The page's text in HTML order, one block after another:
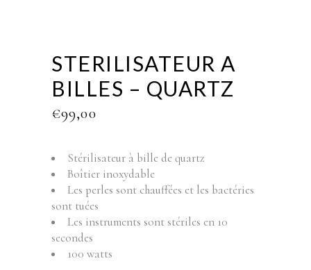
STERILISATEUR A
BILLES – QUARTZ
€99,00
Stérilisateur à bille de quartz
Boîtier inoxydable
Les perles sont chauffées et les bactéries
sont tuées
Les instruments sont stériles en 10
secondes
100 watts